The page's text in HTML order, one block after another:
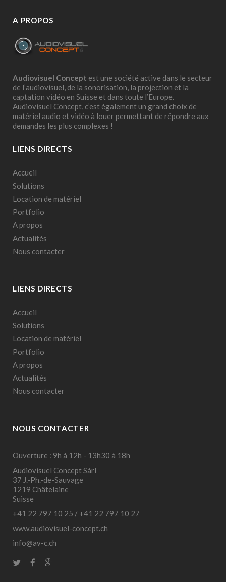
A PROPOS
Audiovisuel Concept est une société active dans le secteur
de l’audiovisuel, de la sonorisation, la projection et la
captation vidéo en Suisse et dans toute l’Europe.
Audiovisuel Concept, c’est également un grand choix de
matériel audio et vidéo à louer permettant de répondre aux
demandes les plus complexes !
LIENS DIRECTS
Accueil
Solutions
Location de matériel
Portfolio
A propos
Actualités
Nous contacter
LIENS DIRECTS
Accueil
Solutions
Location de matériel
Portfolio
A propos
Actualités
Nous contacter
NOUS CONTACTER
Ouverture : 9h à 12h - 13h30 à 18h
Audiovisuel Concept Sàrl
37 J.-Ph.-de-Sauvage
1219 Châtelaine
Suisse
+41 22 797 10 25 / +41 22 797 10 27
www.audiovisuel-concept.ch
info@av-c.ch